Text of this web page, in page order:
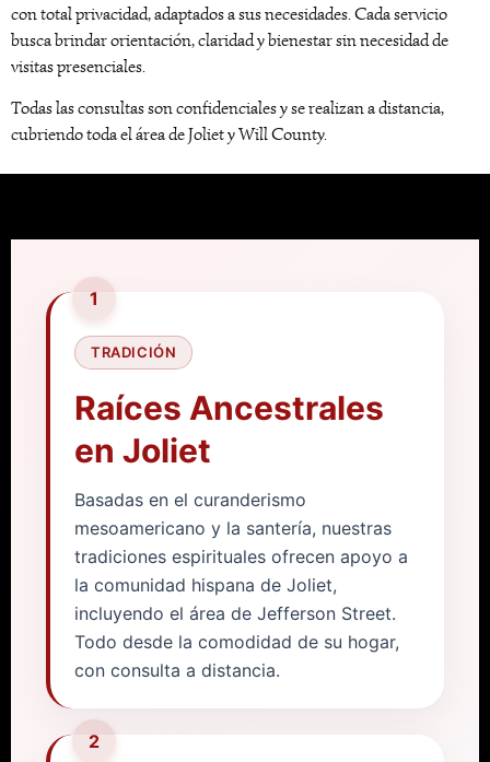
con total privacidad, adaptados a sus necesidades. Cada servicio
busca brindar orientación, claridad y bienestar sin necesidad de
visitas presenciales.
Todas las consultas son confidenciales y se realizan a distancia,
cubriendo toda el área de Joliet y Will County.
1
TRADICIÓN
Raíces Ancestrales
en Joliet
Basadas en el curanderismo
mesoamericano y la santería, nuestras
tradiciones espirituales ofrecen apoyo a
la comunidad hispana de Joliet,
incluyendo el área de Jefferson Street.
Todo desde la comodidad de su hogar,
con consulta a distancia.
2